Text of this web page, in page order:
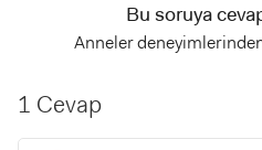
Bu soruya
Anneler
1 Cevap